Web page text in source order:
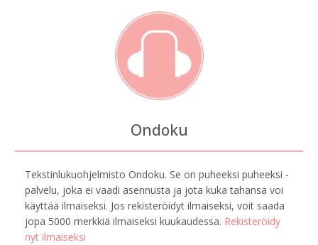
Ondoku
Tekstinlukuohjelmisto Ondoku. Se on puheeksi puheeksi -
palvelu, joka ei vaadi asennusta ja jota kuka tahansa voi
käyttää ilmaiseksi. Jos rekisteröidyt ilmaiseksi, voit saada
jopa 5000 merkkiä ilmaiseksi kuukaudessa. Rekisteröidy
nyt ilmaiseksi